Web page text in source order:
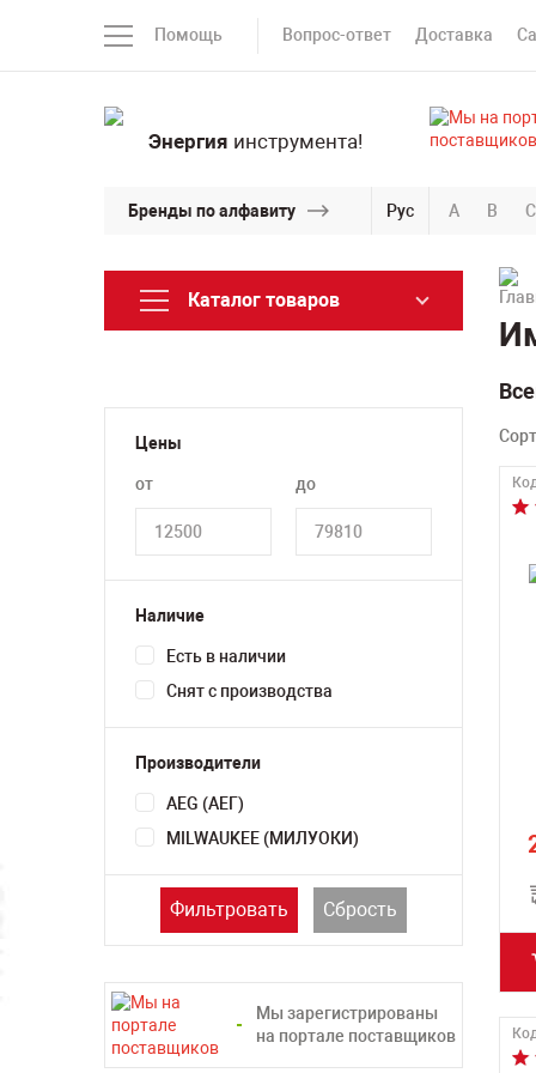
Помощь Вопрос-ответ Доставка
Энергия инструмента!
Бренды по алфавиту Рус A B C
Каталог товаров
Цены
от до
Наличие
Есть в наличии
Снят с производства
Производители
AEG (АЕГ)
MILWAUKEE (МИЛУОКИ)
Фильтровать Сбрость
Мы зарегистрированы
на портале поставщиков